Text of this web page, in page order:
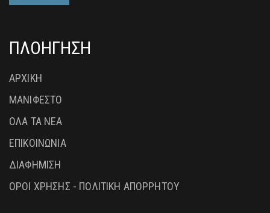
ΠΛΟΗΓΗΣΗ
ΑΡΧΙΚΗ
ΜΑΝΙΦΕΣΤΟ
ΟΛΑ ΤΑ ΝΕΑ
ΕΠΙΚΟΙΝΩΝΙΑ
ΔΙΑΦΗΜΙΣΗ
ΟΡΟΙ ΧΡΗΣΗΣ - ΠΟΛΙΤΙΚΗ ΑΠΟΡΡΗΤΟΥ